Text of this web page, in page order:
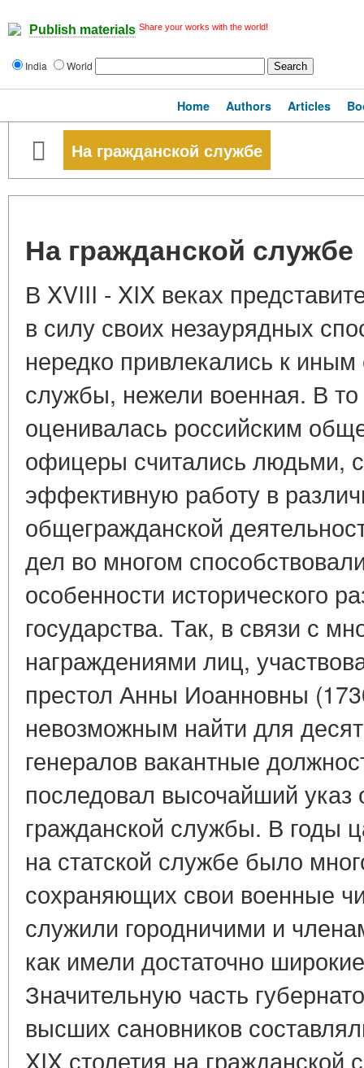
Publish materials Share your works with the world!
India World
Home Authors Articles
На гражданской службе
На гражданской службе
В XVIII - XIX веках
в силу своих незаурядных
нередко привлекались к
службы, нежели военная. В
оценивалась российским
офицеры считались людьми,
эффективную работу в
общегражданской
дел во многом
особенности исторического
государства. Так, в связи с
награждениями лиц,
престол Анны Иоанновны
невозможным найти для
генералов вакантные
последовал высочайший
гражданской службы. В годы
на статской службе было
сохраняющих свои военные
служили городничими и
как имели достаточно
Значительную часть
высших сановников
XIX столетия на гражданской